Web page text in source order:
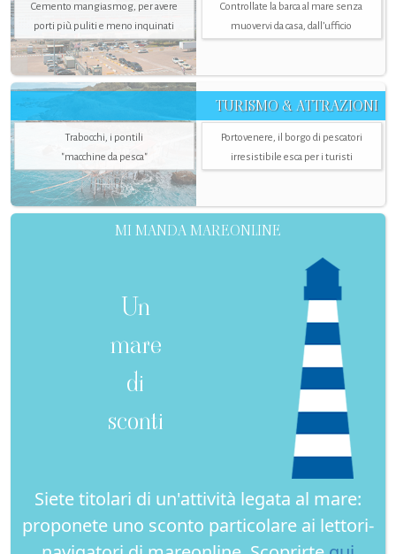
Cemento mangiasmog, per avere
porti più puliti e meno inquinati
Controllate la barca al mare senza
muovervi da casa, dall’ufficio
TURISMO & ATTRAZIONI
Trabocchi, i pontili
"macchine da pesca"
Portovenere, il borgo di pescatori
irresistibile esca per i turisti
MI MANDA MAREONLINE
Un
mare
di
sconti
Siete titolari di un'attività legata al mare:
proponete uno sconto particolare ai lettori-